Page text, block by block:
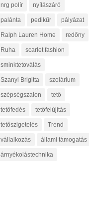
nrg polír nyílászáró
palánta pedikűr pályázat
Ralph Lauren Home redőny
Ruha scarlet fashion
sminktetoválás
Szanyi Brigitta szolárium
szépségszalon tető
tetőfedés tetőfelújítás
tetőszigetelés Trend
vállalkozás állami támogatás
árnyékolástechnika